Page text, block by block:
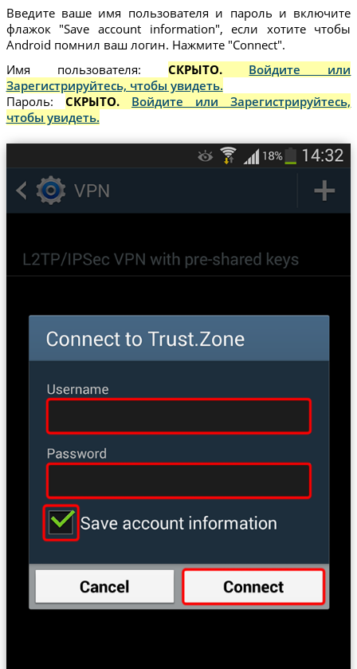
Введите ваше имя пользователя и пароль и включите
флажок "Save account information", если хотите чтобы
Android помнил ваш логин. Нажмите "Connect".
Имя пользователя: СКРЫТО. Войдите или
Зарегистрируйтесь, чтобы увидеть.
Пароль: СКРЫТО. Войдите или Зарегистрируйтесь,
чтобы увидеть.